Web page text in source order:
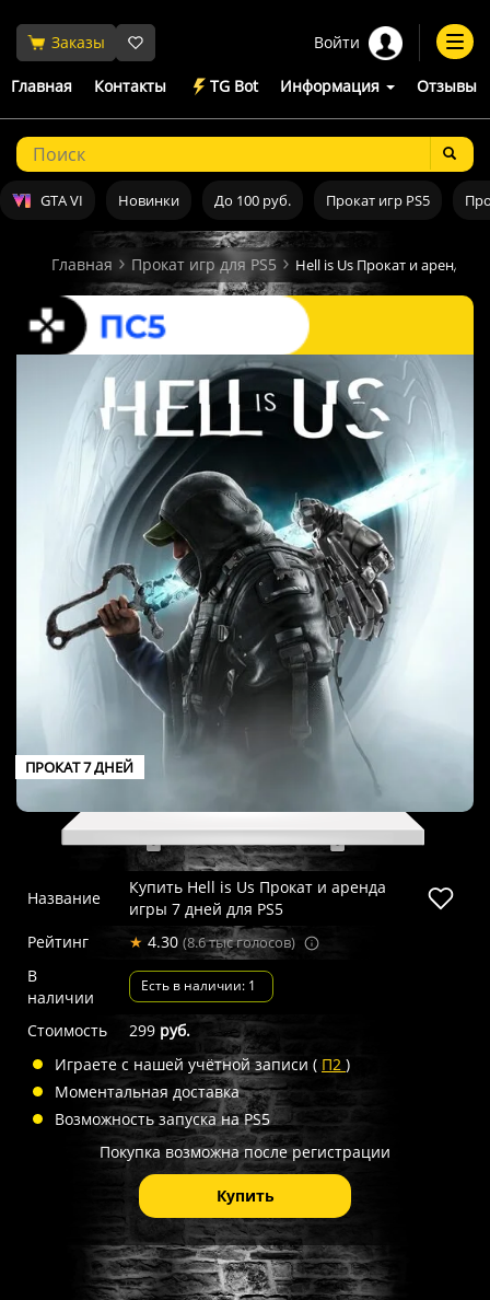
Заказы Войти
Главная Контакты TG Bot Информация Отзывы
GTA VI Новинки До 100 руб. Прокат игр PS5
Главная Прокат игр для PS5 Hell is Us Прокат и аренда
ПРОКАТ 7 ДНЕЙ
Название
Купить Hell is Us Прокат и аренда
игры 7 дней для PS5
Рейтинг
★ 4.30 (8.6 тыс голосов)
В
наличии
Есть в наличии: 1
Стоимость 299 руб.
Играете с нашей учётной записи ( П2 )
Моментальная доставка
Возможность запуска на PS5
Покупка возможна после регистрации
Купить